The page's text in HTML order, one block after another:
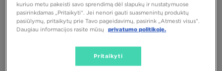
TIK TIK
19,00 €
kuriuo metu pakeisti savo sprendimą dėl slapukų ir nustatymuose
pasirinkdamas „Pritaikyti“. Jei nenori gauti suasmenintų produktų
pasiūlymų, pritaikytų prie Tavo pageidavimų, pasirink „Atmesti visus”.
Daugiau informacijos rasite mūsų
privatumo politikoje.
Pritaikyti